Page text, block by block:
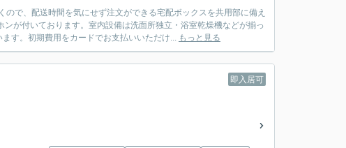
で、配送時間を気にせず注文ができる宅配ボックスを共用部に備え
が付いております。室内設備は洗面所独立・浴室乾燥機などが揃っ
す。初期費用をカードでお支払いいただけ... もっと見る
即入居可